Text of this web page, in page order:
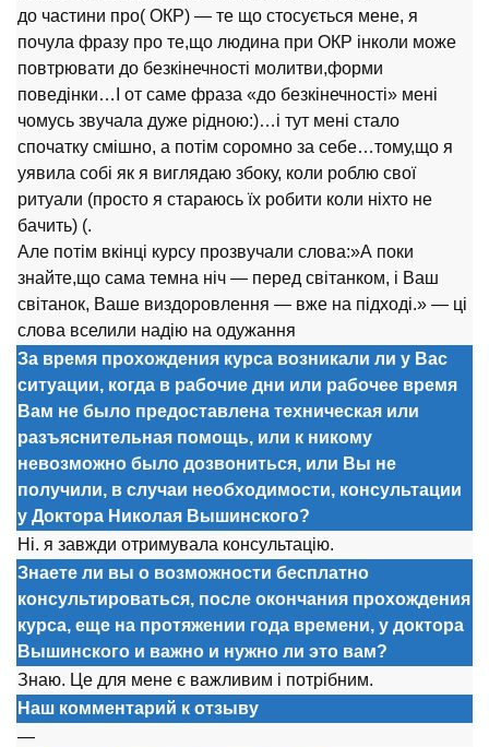
до частини про( ОКР) — те що стосується мене, я
почула фразу про те,що людина при ОКР інколи може
повтрювати до безкінечності молитви,форми
поведінки…І от саме фраза «до безкінечності» мені
чомусь звучала дуже рідною:)…і тут мені стало
спочатку смішно, а потім соромно за себе…тому,що я
уявила собі як я виглядаю збоку, коли роблю свої
ритуали (просто я стараюсь їх робити коли ніхто не
бачить) (.
Але потім вкінці курсу прозвучали слова:»А поки
знайте,що сама темна ніч — перед світанком, і Ваш
світанок, Ваше виздоровлення — вже на підході.» — ці
слова вселили надію на одужання
За время прохождения курса возникали ли у Вас
ситуации, когда в рабочие дни или рабочее время
Вам не было предоставлена техническая или
разъяснительная помощь, или к никому
невозможно было дозвониться, или Вы не
получили, в случаи необходимости, консультации
у Доктора Николая Вышинского?
Ні. я завжди отримувала консультацію.
Знаете ли вы о возможности бесплатно
консультироваться, после окончания прохождения
курса, еще на протяжении года времени, у доктора
Вышинского и важно и нужно ли это вам?
Знаю. Це для мене є важливим і потрібним.
Наш комментарий к отзыву
—